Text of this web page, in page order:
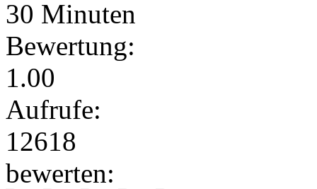
30 Minuten
Bewertung:
1.00
Aufrufe:
12618
bewerten: